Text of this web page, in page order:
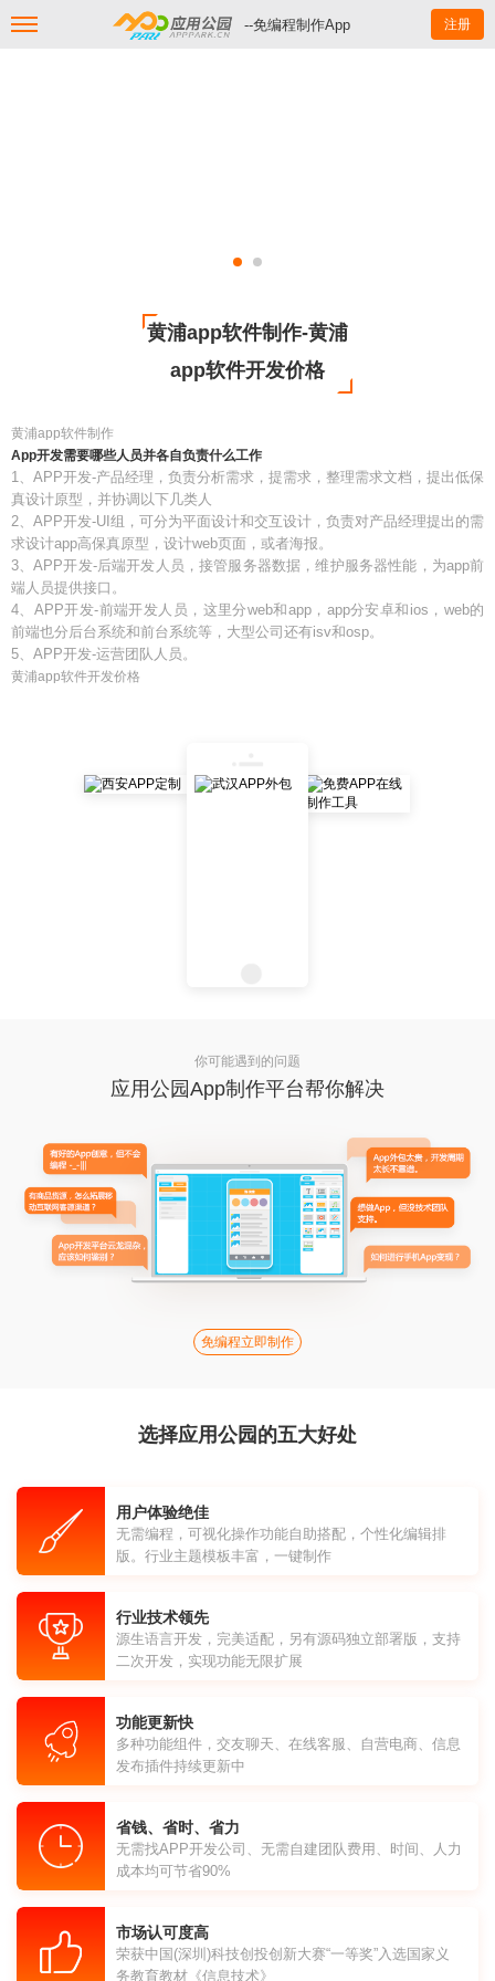
--免编程制作App 注册
黄浦app软件制作-黄浦
app软件开发价格
黄浦app软件制作
App开发需要哪些人员并各自负责什么工作
1、APP开发-产品经理，负责分析需求，提需求，整理需求文档，提出低保
真设计原型，并协调以下几类人
2、APP开发-UI组，可分为平面设计和交互设计，负责对产品经理提出的需
求设计app高保真原型，设计web页面，或者海报。
3、APP开发-后端开发人员，接管服务器数据，维护服务器性能，为app前
端人员提供接口。
4、APP开发-前端开发人员，这里分web和app，app分安卓和ios，web的
前端也分后台系统和前台系统等，大型公司还有isv和osp。
5、APP开发-运营团队人员。
黄浦app软件开发价格
你可能遇到的问题
应用公园App制作平台帮你解决
免编程立即制作
选择应用公园的五大好处
用户体验绝佳
无需编程，可视化操作功能自助搭配，个性化编辑排
版。行业主题模板丰富，一键制作
行业技术领先
源生语言开发，完美适配，另有源码独立部署版，支持
二次开发，实现功能无限扩展
功能更新快
多种功能组件，交友聊天、在线客服、自营电商、信息
发布插件持续更新中
省钱、省时、省力
无需找APP开发公司、无需自建团队费用、时间、人力
成本均可节省90%
市场认可度高
荣获中国(深圳)科技创投创新大赛“一等奖”入选国家义
务教育教材《信息技术》